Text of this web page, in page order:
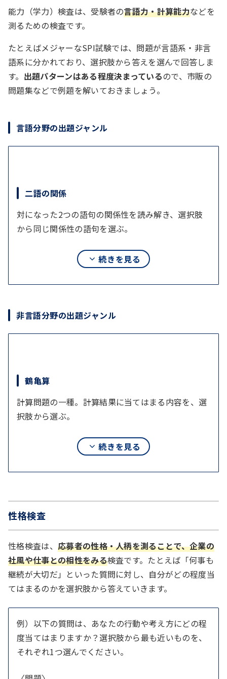
能力（学力）検査は、受験者の言語力・計算能力などを
測るための検査です。
たとえばメジャーなSPI試験では、問題が言語系・非言
語系に分かれており、選択肢から答えを選んで回答しま
す。 出題パターンはある程度決まっているので、市販の
問題集などで例題を解いておきましょう。
言語分野の出題ジャンル
二語の関係
対になった2つの語句の関係性を読み解き、選択肢
から同じ関係性の語句を選ぶ。
最初に提示された二語の関係を考え、同じ関係
語句の意味
問題文と同じ意味を持つ語句を、選択肢から選ぶ。
例）自ら官職などを退くこと。
ア、更迭
イ、左遷
ウ、勇退
エ、罷免
オ、懲戒
続きを見る
非言語分野の出題ジャンル
鶴亀算
計算問題の一種。計算結果に当てはまる内容を、選
択肢から選ぶ。
例）150円のチョコと200円のケーキを合わせ
代金の清算や値引き、分割払い、割り勘などに関す
る計算問題。支払代金の平均や割合を求める問題が
多い。
例）A・B・C・Dの4人でBBQをする。食材を各
自が用意することになり、Aが1500円、Bが
2000円、Cが1300円、Dは何も買わなかった。
4人が食費を同額ずつ負担するには、Dは誰にい
続きを見る
性格検査
性格検査は、 応募者の性格・人柄を測ることで、企業の
社風や仕事との相性をみる検査です。たとえば「何事も
継続が大切だ」といった質問に対し、自分がどの程度当
てはまるのかを選択肢から答えていきます。
例）以下の質問は、あなたの行動や考え方にどの程
度当てはまりますか？選択肢から最も近いものを、
それぞれ1つ選んでください。